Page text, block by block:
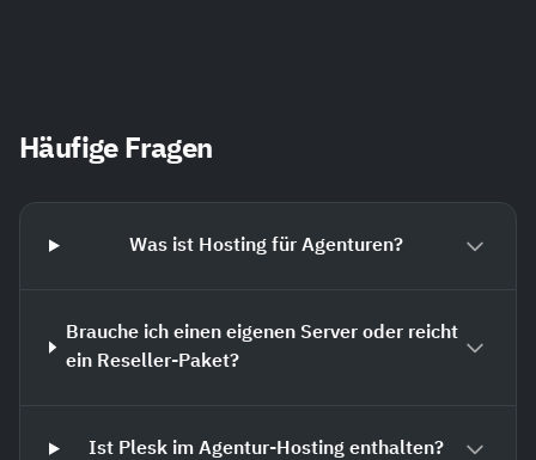
Häufige Fragen
Was ist Hosting für Agenturen?
Brauche ich einen eigenen Server oder reicht
ein Reseller-Paket?
Ist Plesk im Agentur-Hosting enthalten?